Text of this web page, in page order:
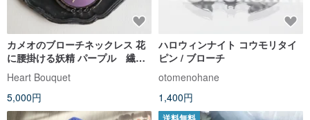
カメオのブローチネックレス 花
に腰掛ける妖精 パープル 繊細
フェアリー 妖精画 女性 女の子
少女 人物 蝶 ロマンティック フ
ァンタジー 幻想 クラシカル
Heart Bouquet
5,000円
ハロウィンナイト コウモリタイ
ピン / ブローチ
otomenohane
1,400円